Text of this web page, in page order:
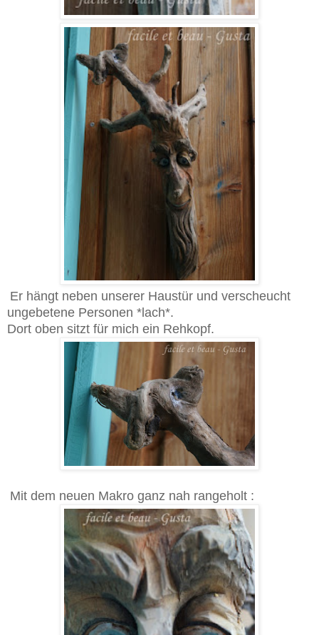
Er hängt neben unserer Haustür und verscheucht
ungebetene Personen *lach*.
Dort oben sitzt für mich ein Rehkopf.
Mit dem neuen Makro ganz nah rangeholt :